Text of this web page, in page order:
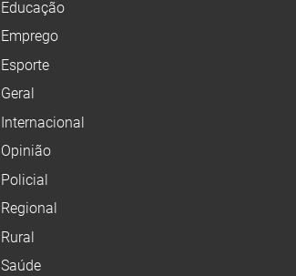
Educação
Emprego
Esporte
Geral
Internacional
Opinião
Policial
Regional
Rural
Saúde